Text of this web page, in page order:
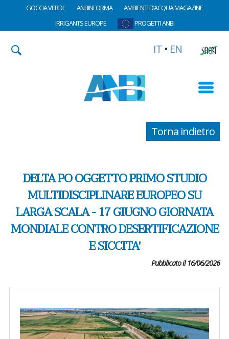
GOCCIA VERDE ANBINFORMA
AMBIENTI D’ACQUA MAGAZINE
IRRIGANTS EUROPE
PROGETTI ANBI
IT • EN
Torna indietro
DELTA PO OGGETTO PRIMO STUDIO
MULTIDISCIPLINARE EUROPEO SU
LARGA SCALA - 17 GIUGNO GIORNATA
MONDIALE CONTRO DESERTIFICAZIONE
E SICCITA'
Pubblicato il 16/06/2026